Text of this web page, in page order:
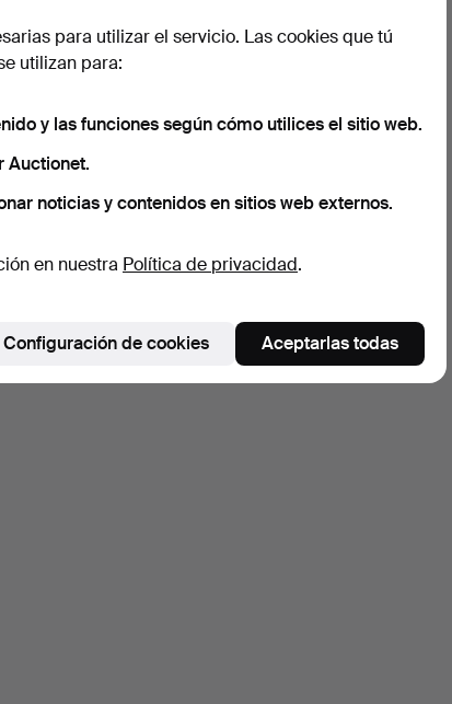
para utilizar el servicio. Las cookies que tú
utilizan para:
y las funciones según cómo utilices el sitio web.
Auctionet.
noticias y contenidos en sitios web externos.
en nuestra Política de privacidad.
Configuración de cookies Aceptarlas todas